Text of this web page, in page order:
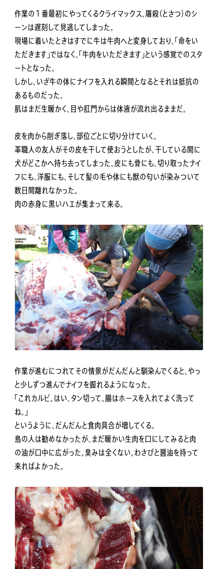
作業の１番最初にやってくるクライマックス、屠殺（とさつ）のシ
ーンは遅刻して見逃してしまった。
現場に着いたときはすでに牛は牛肉へと変身しており、「命をい
ただきます」ではなく、「牛肉をいただきます」という感覚でのスタ
ートとなった。
しかし、いざ牛の体にナイフを入れる瞬間となるとそれは抵抗の
あるものだった。
肌はまだ生暖かく、目や肛門からは体液が流れ出るままだ。
皮を肉から削ぎ落し、部位ごとに切り分けていく。
革職人の友人がその皮を干して使おうとしたが、干している間に
犬がどこかへ持ち去ってしまった。皮にも骨にも、切り取ったナイ
フにも、洋服にも、そして髪の毛や体にも獣の匂いが染みついて
数日間離れなかった。
肉の赤身に黒いハエが集まって来る。
作業が進むにつれてその情景がだんだんと馴染んでくると、やっ
と少しずつ進んでナイフを握れるようになった。
「これカルビ。はい、タン切って。腸はホースを入れてよく洗って
ね。」
というように、だんだんと食肉具合が増してくる。
島の人は勧めなかったが、まだ暖かい生肉を口にしてみると肉
の油が口中に広がった。臭みは全くない。わさびと醤油を持って
来ればよかった。